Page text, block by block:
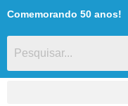
Comemorando 50 anos!